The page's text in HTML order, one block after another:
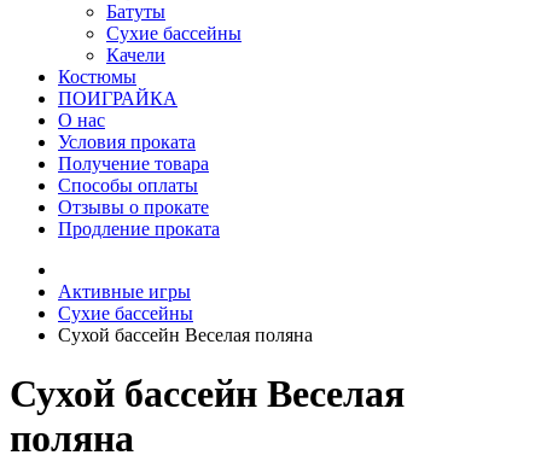
Батуты
Сухие бассейны
Качели
Костюмы
ПОИГРАЙКА
О нас
Условия проката
Получение товара
Способы оплаты
Отзывы о прокате
Продление проката
Активные игры
Сухие бассейны
Сухой бассейн Веселая поляна
Сухой бассейн Веселая
поляна